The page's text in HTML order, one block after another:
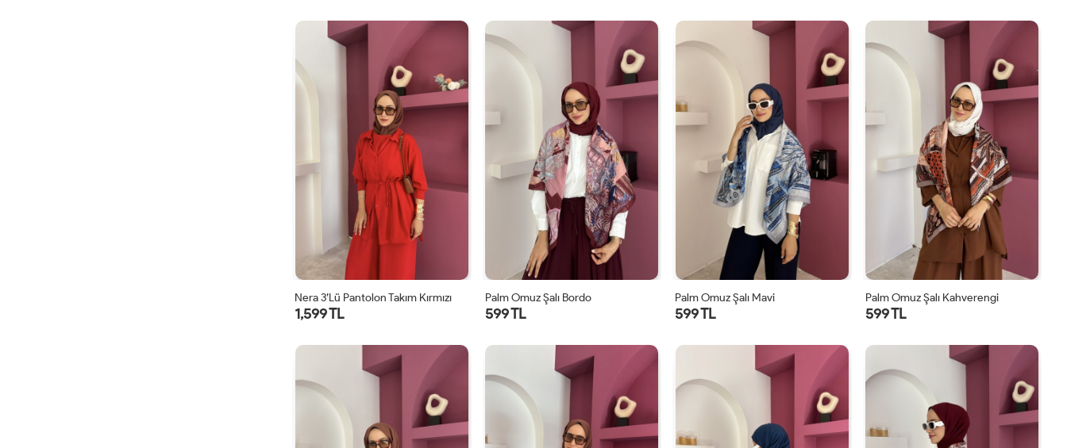
STD
STD
Nera 3’lü Pantolon Takım Kırmızı
1,599 TL
STD
Palm Omuz Şalı Bordo
599 TL
STD
Palm Omuz Şalı Mavi
599 TL
STD
Palm Omuz Şalı Kahverengi
599 TL